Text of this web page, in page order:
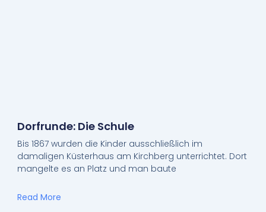
Dorfrunde: Die Schule
Bis 1867 wurden die Kinder ausschließlich im
damaligen Küsterhaus am Kirchberg unterrichtet. Dort
mangelte es an Platz und man baute
Read More